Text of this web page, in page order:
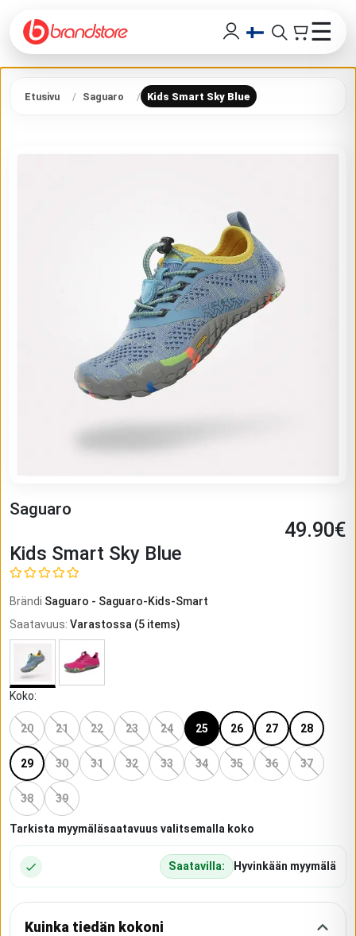
☰
Etusivu Saguaro Kids Smart Sky Blue
Saguaro
49.90€
Kids Smart Sky Blue
Brändi Saguaro - Saguaro-Kids-Smart
Saatavuus: Varastossa (5 items)
Koko:
20 21 22 23 24 25 26 27 28
29 30 31 32 33 34 35 36 37
38 39
Tarkista myymäläsaatavuus valitsemalla koko
Saatavilla: Hyvinkään myymälä
Kuinka tiedän kokoni